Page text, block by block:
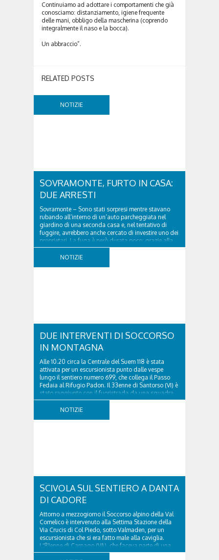
Continuiamo ad adottare i comportamenti che già
conosciamo: distanziamento, igiene frequente
delle mani, obbligo della mascherina (coprendo
integralmente il naso e la bocca).
Un abbraccio”.
RELATED POSTS
NOTIZIE
SOVRAMONTE, FURTO IN CASA:
DUE ARRESTI
Sovramonte – Sono stati sorpresi mentre stavano
rubando all’interno di un’auto parcheggiata nel
giardino di una seconda casa e, nel tentativo di
fuggire, avrebbero anche cercato di investire uno dei
proprietari. La fuga è però durata poco: grazie alla
tempestiva chiamata al 112 e all’intervento...
NOTIZIE
DUE INTERVENTI DI SOCCORSO
IN MONTAGNA
Alle 10.20 circa la Centrale del Suem 118 è stata
attivata per un escursionista punto dalle vespe
lungo il sentiero numero 699, che collega il Passo
Fedaia al Rifugio Padon. Il 33enne di Santorso (VI) è
stato raggiunto con il fuoristrada da una squadra
del Soccorso alpino della Val Pettorina...
NOTIZIE
SCIVOLA SUL SENTIERO A DANTA
DI CADORE
Attorno a mezzogiorno il Soccorso alpino della Val
Comelico è intervenuto alla Settima Stazione della
Via Crucis di Col Piedo, sotto Valmaden, per un
escursionista che si era fatto male alla caviglia.
L'81enne di Carnago (VA), che faceva parte di una
comitiva e aveva riportato un trauma...